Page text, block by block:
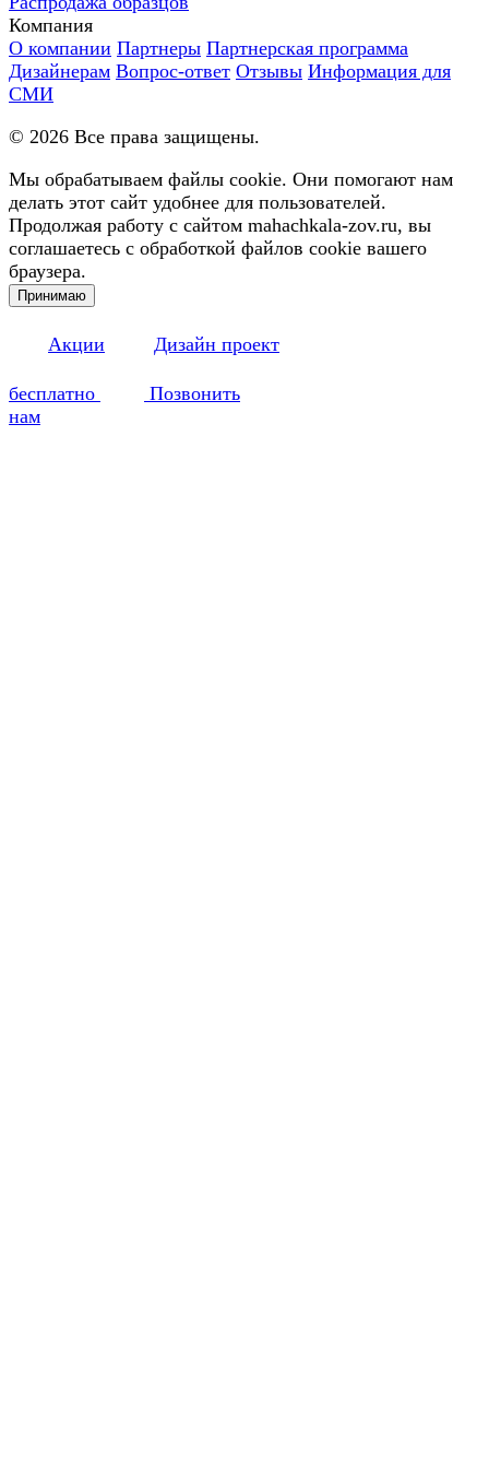
Компания
О компании Партнеры Партнерская программа
Дизайнерам Вопрос-ответ Отзывы Информация для
СМИ
© 2026 Все права защищены.
Мы обрабатываем файлы cookie. Они помогают нам
делать этот сайт удобнее для пользователей.
Продолжая работу с сайтом mahachkala-zov.ru, вы
соглашаетесь с обработкой файлов cookie вашего
браузера.
Принимаю
Акции Дизайн проект
бесплатно
Позвонить
нам